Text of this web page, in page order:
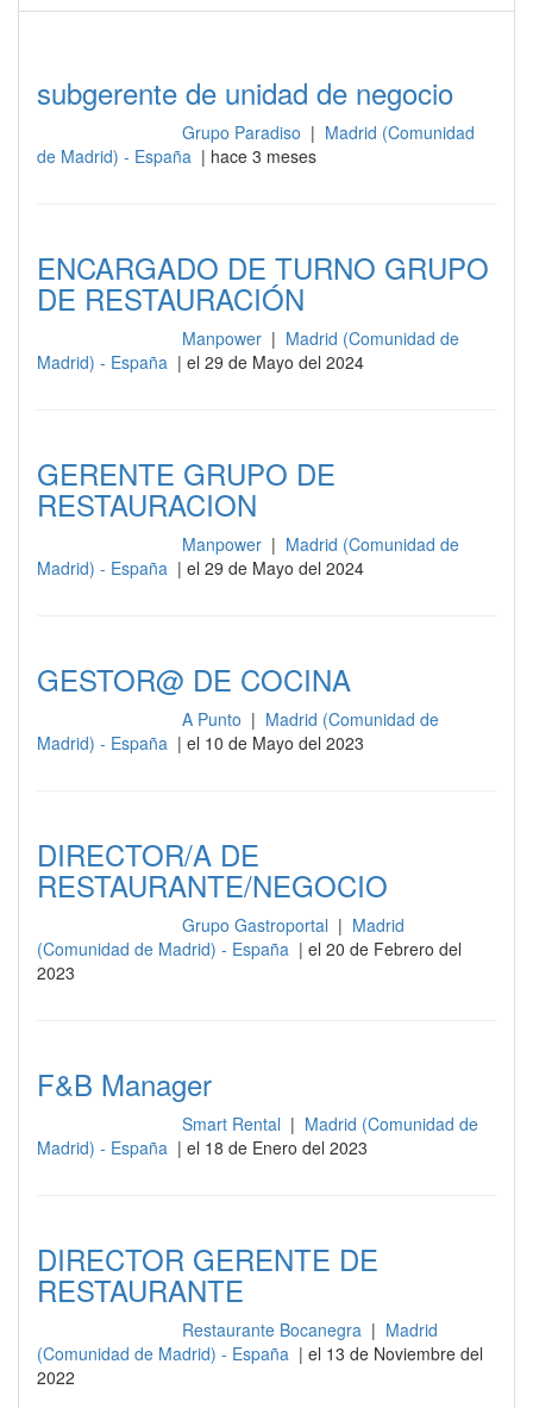
subgerente de unidad de negocio
Grupo Paradiso | Madrid (Comunidad
de Madrid) - España | hace 3 meses
ENCARGADO DE TURNO GRUPO
DE RESTAURACIÓN
Manpower | Madrid (Comunidad de
Madrid) - España | el 29 de Mayo del 2024
GERENTE GRUPO DE
RESTAURACION
Manpower | Madrid (Comunidad de
Madrid) - España | el 29 de Mayo del 2024
GESTOR@ DE COCINA
A Punto | Madrid (Comunidad de
Madrid) - España | el 10 de Mayo del 2023
DIRECTOR/A DE
RESTAURANTE/NEGOCIO
Grupo Gastroportal | Madrid
(Comunidad de Madrid) - España | el 20 de Febrero del
2023
F&B Manager
Smart Rental | Madrid (Comunidad de
Madrid) - España | el 18 de Enero del 2023
DIRECTOR GERENTE DE
RESTAURANTE
Restaurante Bocanegra | Madrid
(Comunidad de Madrid) - España | el 13 de Noviembre del
2022